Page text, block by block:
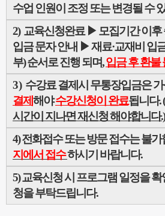
수업 인원이 조정 또는 변경될 수
2) 교육신청완료 ▶ 모집기간 이후
입금 문자 안내 ▶재료·교재비 입
부) 순서로 진행 되며,입금 후 환불
3) 수강료 결제시 무통장입금은
결제 해야수강신청이 완료됩니다.
시간이 지나면 재신청 해야합니다.)
4)전화접수 또는 방문 접수는 불가
지에서 접수하시기 바랍니다.
5)교육신청 시 프로그램 일정을
청을 부탁드립니다.